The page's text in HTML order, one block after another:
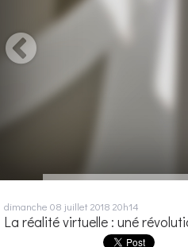
dimanche 08 juillet 2018 20h14
La réalité virtuelle : uné